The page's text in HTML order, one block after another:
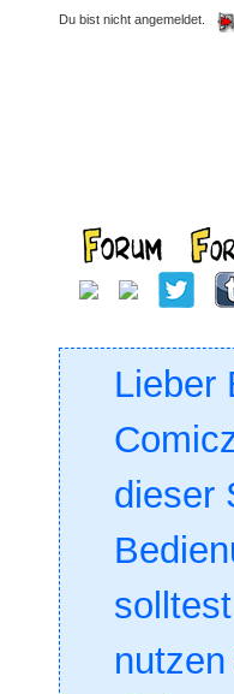
Du bist nicht angemeldet.
Lieber
dieser